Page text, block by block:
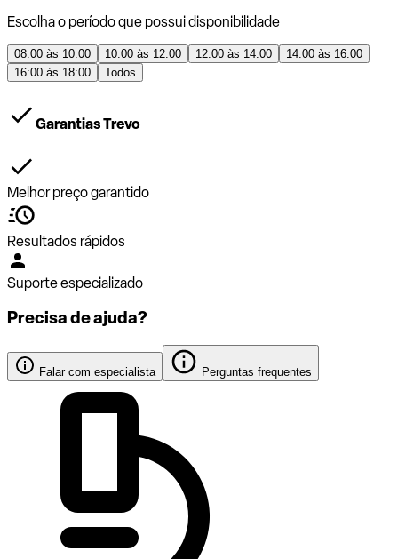
Escolha o período que possui disponibilidade
08:00 às 10:00 10:00 às 12:00 12:00 às 14:00
14:00 às 16:00
16:00 às 18:00
Todos
Garantias Trevo
Melhor preço garantido
Resultados rápidos
Suporte especializado
Precisa de ajuda?
Falar com especialista Perguntas frequentes